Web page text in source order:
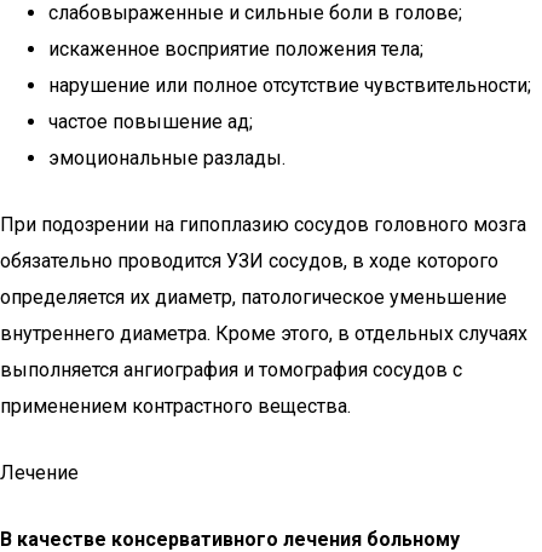
слабовыраженные и сильные боли в голове;
искаженное восприятие положения тела;
нарушение или полное отсутствие чувствительности;
частое повышение ад;
эмоциональные разлады.
При подозрении на гипоплазию сосудов головного мозга
обязательно проводится УЗИ сосудов, в ходе которого
определяется их диаметр, патологическое уменьшение
внутреннего диаметра. Кроме этого, в отдельных случаях
выполняется ангиография и томография сосудов с
применением контрастного вещества.
Лечение
В качестве консервативного лечения больному